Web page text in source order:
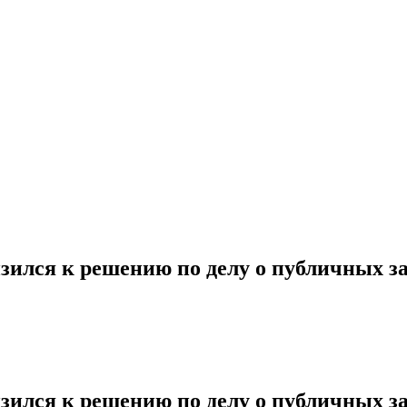
к решению по делу о публичных
к решению по делу о публичных